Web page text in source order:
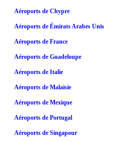
Aéroports de Chypre
Aéroports de Émirats Arabes Unis
Aéroports de France
Aéroports de Guadeloupe
Aéroports de Italie
Aéroports de Malaisie
Aéroports de Mexique
Aéroports de Portugal
Aéroports de Singapour